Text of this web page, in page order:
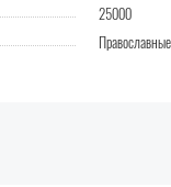
25000